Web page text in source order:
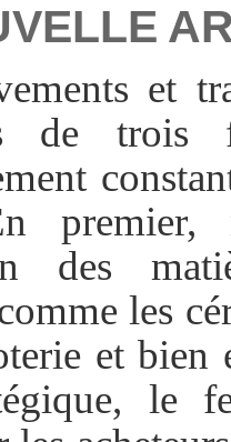
et
de trois
des
les
et bien
le